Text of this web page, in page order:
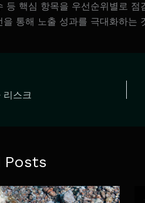
등 핵심 항목을 우선순위별로
을 통해 노출 성과를 극대화하는
리스크
Posts